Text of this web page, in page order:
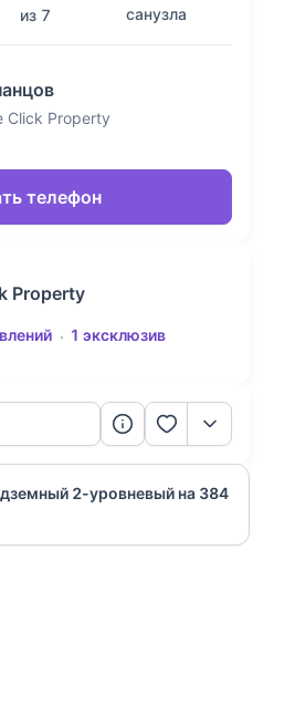
из 7
санузла
Click Property
телефон
Property
1 эксклюзив
2-уровневый на 384